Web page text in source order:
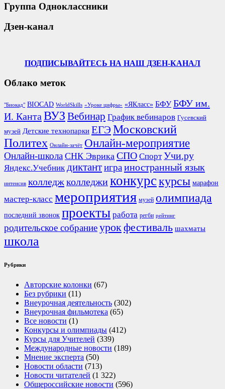
Группа Одноклассники
Дзен-канал
ПОДПИСЫВАЙТЕСЬ НА НАШ ДЗЕН-КАНАЛ
Облако меток
"Биокад" BIOCAD WorldSkills «Уроке цифры» «ЯКласс» БФУ БФУ им.
И. КантаВУЗ Вебинар График вебинаров Гусевский
музей Детские технопарки ЕГЭ Московский
Политех Онлайн-зачёт Онлайн-мероприятие
Онлайн-школа СНК Эврика СПО Спорт Учи.ру
Яндекс.Учебник диктантиграиностранный язык
интенсив колледжколледжиконкурскурсы марафон
мастер-класс мероприятия музей олимпиада
последний звонок проекты работа регби рейтинг
родительское собраниеурокфестиваль шахматы
школа
Рубрики
Авторские колонки (67)
Без рубрики (11)
Внеурочная деятельность (302)
Внеурочная фильмотека (65)
Все новости (1)
Конкурсы и олимпиады (412)
Курсы для Учителей (339)
Международные новости (189)
Мнение эксперта (50)
Новости области (713)
Новости читателей (1 322)
Общероссийские новости (596)